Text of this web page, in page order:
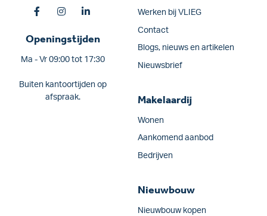
Openingstijden
Ma - Vr 09:00 tot 17:30
Buiten kantoortijden op
afspraak.
Werken bij VLIEG
Contact
Blogs, nieuws en artikelen
Nieuwsbrief
Makelaardij
Wonen
Aankomend aanbod
Bedrijven
Nieuwbouw
Nieuwbouw kopen